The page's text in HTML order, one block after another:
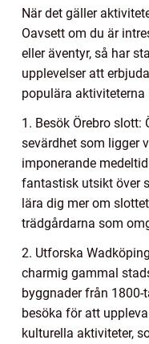
När det gäller
Oavsett om du är
eller äventyr, så har
upplevelser att
populära aktiviteterna
1. Besök Örebro slott:
sevärdhet som ligger
imponerande
fantastisk utsikt över
lära dig mer om
trädgårdarna som
2. Utforska
charmig gammal
byggnader från
besöka för att
kulturella aktiviteter,